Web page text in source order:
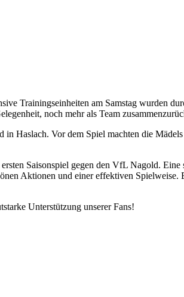
Trainingseinheiten am Samstag wurden
noch mehr als Team
Haslach. Vor dem Spiel machten die
Saisonspiel gegen den VfL Nagold.
Aktionen und einer effektiven Spielweise.
Unterstützung unserer Fans!